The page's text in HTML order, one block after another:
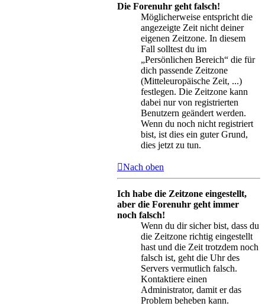
Die Forenuhr geht falsch!
Möglicherweise entspricht die
angezeigte Zeit nicht deiner
eigenen Zeitzone. In diesem
Fall solltest du im
„Persönlichen Bereich“ die für
dich passende Zeitzone
(Mitteleuropäische Zeit, ...)
festlegen. Die Zeitzone kann
dabei nur von registrierten
Benutzern geändert werden.
Wenn du noch nicht registriert
bist, ist dies ein guter Grund,
dies jetzt zu tun.
Nach oben
Ich habe die Zeitzone eingestellt,
aber die Forenuhr geht immer
noch falsch!
Wenn du dir sicher bist, dass du
die Zeitzone richtig eingestellt
hast und die Zeit trotzdem noch
falsch ist, geht die Uhr des
Servers vermutlich falsch.
Kontaktiere einen
Administrator, damit er das
Problem beheben kann.